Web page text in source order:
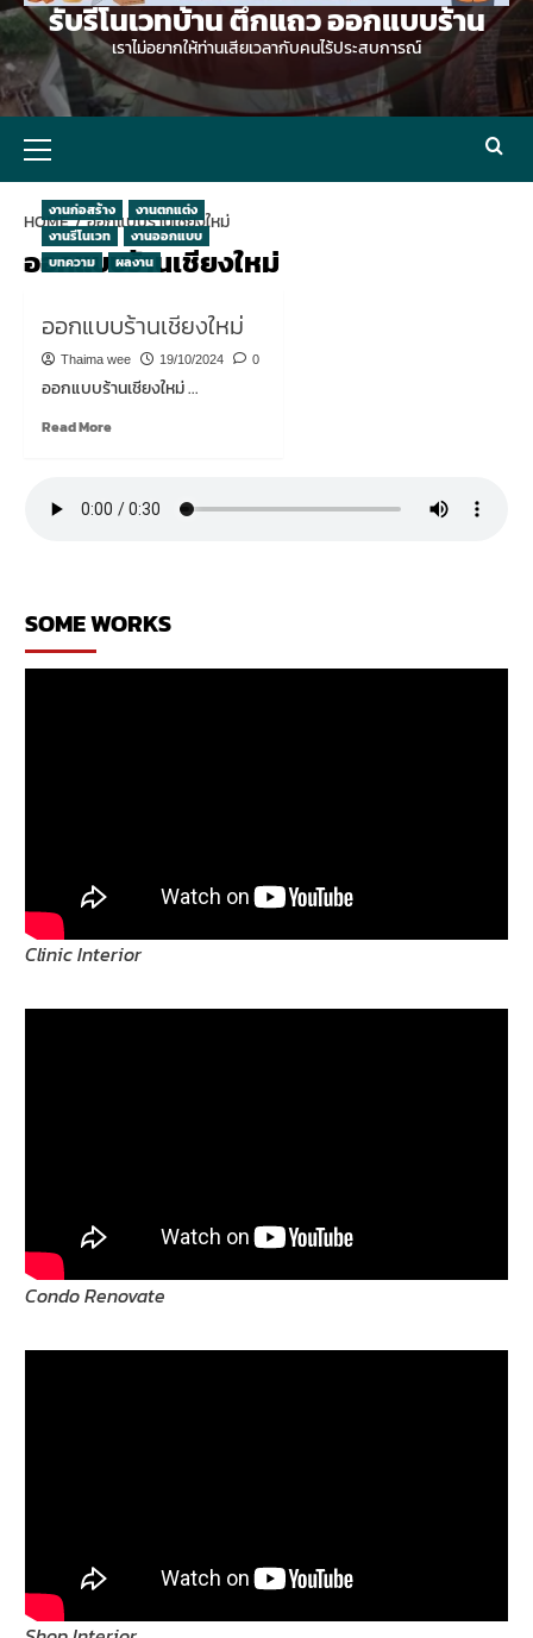
รับรีโนเวทบ้าน ตึกแถว ออกแบบร้าน
เราไม่อยากให้ท่านเสียเวลากับคนไร้ประสบการณ์
Menu
HOME ออกแบบร้านเชียงใหม่
ออกแบบร้านเชียงใหม่
งานก่อสร้าง
งานตกแต่ง
งานรีโนเวท
งานออกแบบ
บทความ
ผลงาน
ออกแบบร้านเชียงใหม่
Thaima wee 19/10/2024 0
ออกแบบร้านเชียงใหม่ ...
Read MoreRead
ร้าน
SOME WORKS
Clinic Interior
Condo Renovate